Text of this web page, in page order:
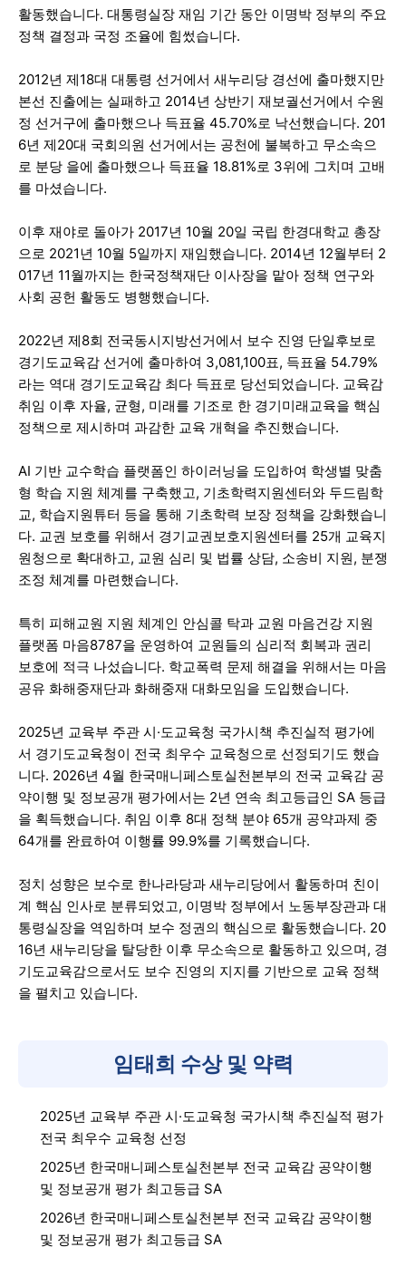
활동했습니다. 대통령실장 재임 기간 동안 이명박 정부의 주요
정책 결정과 국정 조율에 힘썼습니다.
2012년 제18대 대통령 선거에서 새누리당 경선에 출마했지만
본선 진출에는 실패하고 2014년 상반기 재보궐선거에서 수원
정 선거구에 출마했으나 득표율 45.70%로 낙선했습니다. 201
6년 제20대 국회의원 선거에서는 공천에 불복하고 무소속으
로 분당 을에 출마했으나 득표율 18.81%로 3위에 그치며 고배
를 마셨습니다.
이후 재야로 돌아가 2017년 10월 20일 국립 한경대학교 총장
으로 2021년 10월 5일까지 재임했습니다. 2014년 12월부터 2
017년 11월까지는 한국정책재단 이사장을 맡아 정책 연구와
사회 공헌 활동도 병행했습니다.
2022년 제8회 전국동시지방선거에서 보수 진영 단일후보로
경기도교육감 선거에 출마하여 3,081,100표, 득표율 54.79%
라는 역대 경기도교육감 최다 득표로 당선되었습니다. 교육감
취임 이후 자율, 균형, 미래를 기조로 한 경기미래교육을 핵심
정책으로 제시하며 과감한 교육 개혁을 추진했습니다.
AI 기반 교수학습 플랫폼인 하이러닝을 도입하여 학생별 맞춤
형 학습 지원 체계를 구축했고, 기초학력지원센터와 두드림학
교, 학습지원튜터 등을 통해 기초학력 보장 정책을 강화했습니
다. 교권 보호를 위해서 경기교권보호지원센터를 25개 교육지
원청으로 확대하고, 교원 심리 및 법률 상담, 소송비 지원, 분쟁
조정 체계를 마련했습니다.
특히 피해교원 지원 체계인 안심콜 탁과 교원 마음건강 지원
플랫폼 마음8787을 운영하여 교원들의 심리적 회복과 권리
보호에 적극 나섰습니다. 학교폭력 문제 해결을 위해서는 마음
공유 화해중재단과 화해중재 대화모임을 도입했습니다.
2025년 교육부 주관 시·도교육청 국가시책 추진실적 평가에
서 경기도교육청이 전국 최우수 교육청으로 선정되기도 했습
니다. 2026년 4월 한국매니페스토실천본부의 전국 교육감 공
약이행 및 정보공개 평가에서는 2년 연속 최고등급인 SA 등급
을 획득했습니다. 취임 이후 8대 정책 분야 65개 공약과제 중
64개를 완료하여 이행률 99.9%를 기록했습니다.
정치 성향은 보수로 한나라당과 새누리당에서 활동하며 친이
계 핵심 인사로 분류되었고, 이명박 정부에서 노동부장관과 대
통령실장을 역임하며 보수 정권의 핵심으로 활동했습니다. 20
16년 새누리당을 탈당한 이후 무소속으로 활동하고 있으며, 경
기도교육감으로서도 보수 진영의 지지를 기반으로 교육 정책
을 펼치고 있습니다.
임태희 수상 및 약력
2025년 교육부 주관 시·도교육청 국가시책 추진실적 평가
전국 최우수 교육청 선정
2025년 한국매니페스토실천본부 전국 교육감 공약이행
및 정보공개 평가 최고등급 SA
2026년 한국매니페스토실천본부 전국 교육감 공약이행
및 정보공개 평가 최고등급 SA